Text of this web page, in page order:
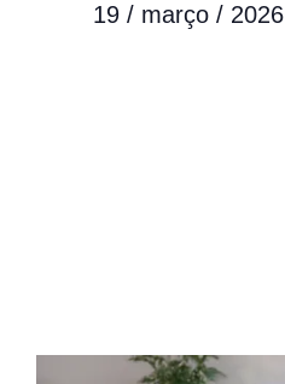
19 / março / 2026